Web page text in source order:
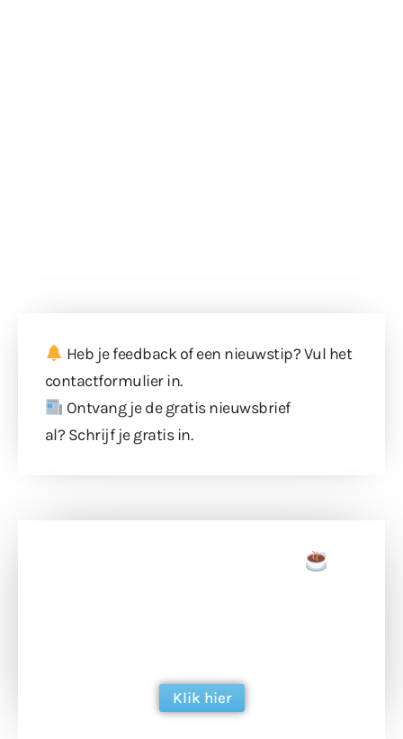
Heb je feedback of een nieuwstip? Vul het
contactformulierin.
Ontvang je de gratis nieuwsbrief
al? Schrijf je gratis in.
Klik hier